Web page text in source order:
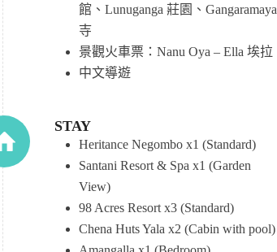
館、Lunuganga 莊園、Gangaramaya
寺
景觀火車票：Nanu Oya – Ella 埃拉
中文導遊
STAY
Heritance Negombo x1 (Standard)
Santani Resort & Spa x1 (Garden
View)
98 Acres Resort x3 (Standard)
Chena Huts Yala x2 (Cabin with pool)